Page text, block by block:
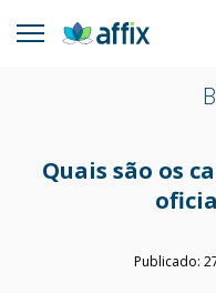
content
Affix
Administradora de
Quais são os
Publicado: